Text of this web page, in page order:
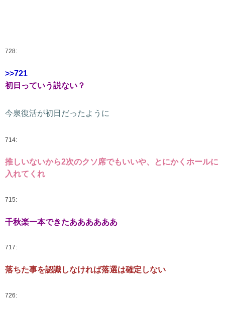
728:
>>721
初日っていう説ない？
今泉復活が初日だったように
714:
推しいないから2次のクソ席でもいいや、とにかくホールに
入れてくれ
715:
千秋楽一本できたああああああ
717:
落ちた事を認識しなければ落選は確定しない
726: